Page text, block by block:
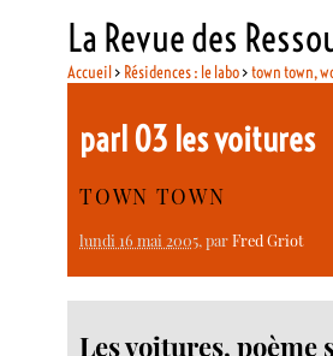
La Revue des
Accueil> Résidences : le labo>town town,
parl 03 les voitures
TOWN TOWN
lundi 16 mai 2005, parFred Griot
Les voitures, poème